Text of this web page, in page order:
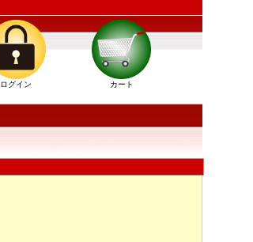
ログイン カート